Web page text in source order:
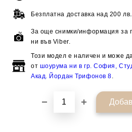
Безплатна доставка над 200
За още снимки/информация за
ни във Viber.
Този модел е наличен и може
от шоурума ни в гр. София,
Акад. Йордан Трифонов 8